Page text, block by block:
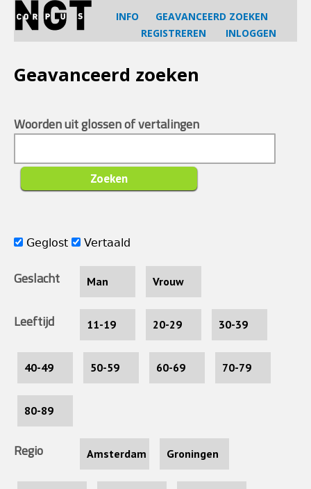
Jump
navigation
INFO
GEAVANCEERD ZOEKEN
REGISTREREN
INLOGGEN
to
top
Geavanceerd zoeken
Woorden uit glossen of vertalingen
Geglost Vertaald
Geslacht Man Vrouw
Leeftijd 11-19 20-29 30-39
40-49 50-59 60-69 70-79
80-89
Regio Amsterdam Groningen